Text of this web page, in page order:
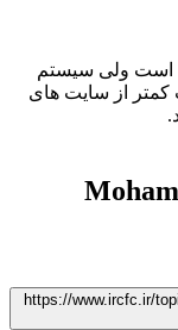
است ولی سیستم
کمتر از سایت های
https://www.ircfc.ir/